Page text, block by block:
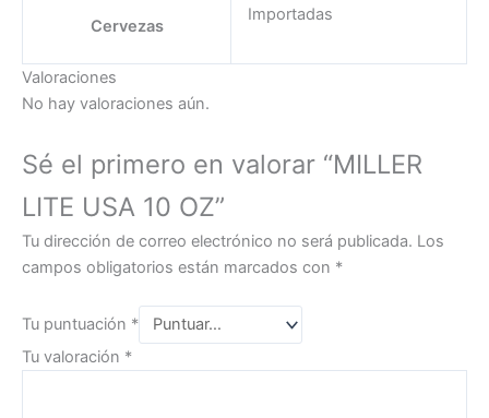
Cervezas
Importadas
Valoraciones
No hay valoraciones aún.
Sé el primero en valorar “MILLER
LITE USA 10 OZ”
Tu dirección de correo electrónico no será publicada. Los
campos obligatorios están marcados con *
Tu puntuación *
Tu valoración *